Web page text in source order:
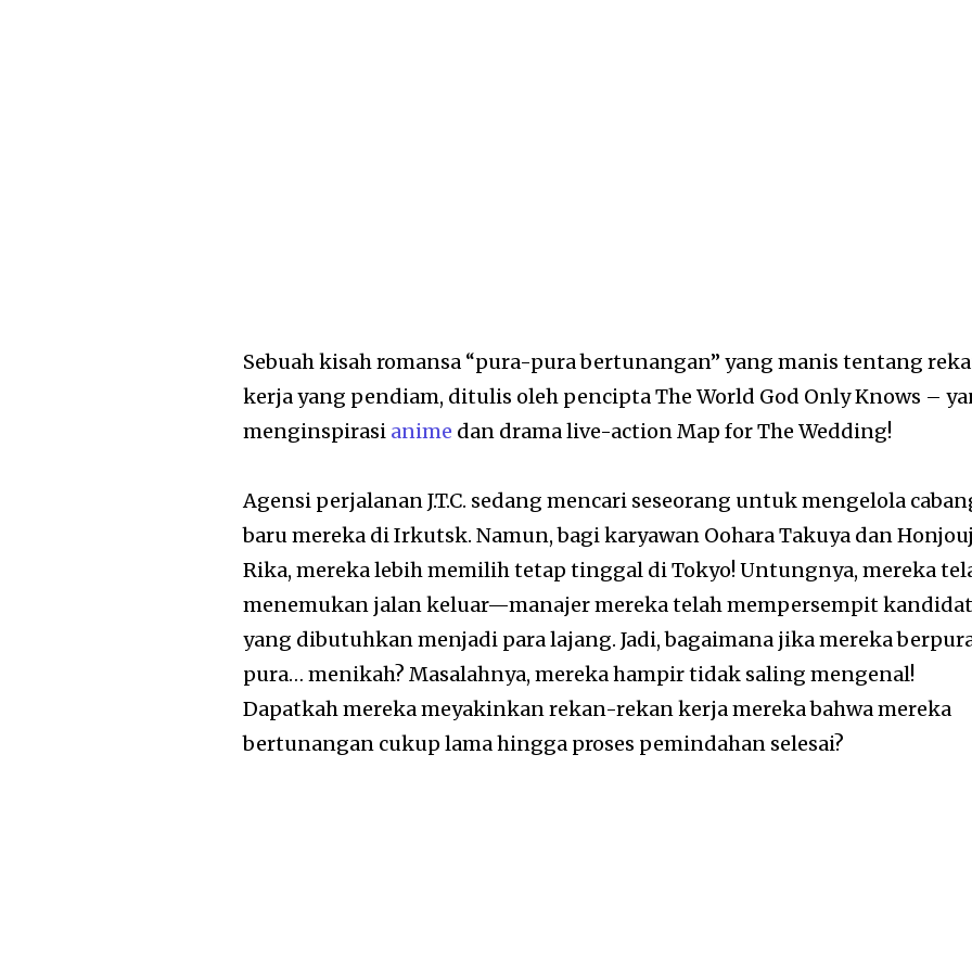
Sebuah kisah romansa “pura-pura bertunangan” yang manis tentang
kerja yang pendiam, ditulis oleh pencipta The World God Only Knows –
menginspirasi anime dan drama live-action Map for The Wedding!
Agensi perjalanan J.T.C. sedang mencari seseorang untuk mengelola
baru mereka di Irkutsk. Namun, bagi karyawan Oohara Takuya dan
Rika, mereka lebih memilih tetap tinggal di Tokyo! Untungnya, mereka
menemukan jalan keluar—manajer mereka telah mempersempit kandidat
yang dibutuhkan menjadi para lajang. Jadi, bagaimana jika mereka
pura… menikah? Masalahnya, mereka hampir tidak saling mengenal!
Dapatkah mereka meyakinkan rekan-rekan kerja mereka bahwa mereka
bertunangan cukup lama hingga proses pemindahan selesai?